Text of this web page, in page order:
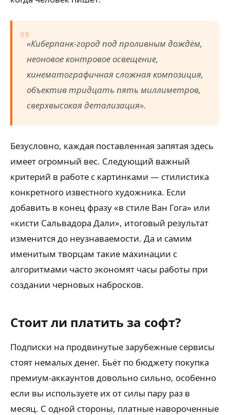
«Киберпанк-город под проливным дождём,
неоновое контровое освещение,
кинематографичная сложная композиция,
объектив тридцать пять миллиметров,
сверхвысокая детализация».
Безусловно, каждая поставленная запятая здесь
имеет огромный вес. Следующий важный
критерий в работе с картинками — стилистика
конкретного известного художника. Если
добавить в конец фразу «в стиле Ван Гога» или
«кисти Сальвадора Дали», итоговый результат
изменится до неузнаваемости. Да и самим
именитым творцам такие махинации с
алгоритмами часто экономят часы работы при
создании черновых набросков.
Стоит ли платить за софт?
Подписки на продвинутые зарубежные сервисы
стоят немалых денег. Бьёт по бюджету покупка
премиум-аккаунтов довольно сильно, особенно
если вы используете их от силы пару раз в
месяц. С одной стороны, платные навороченные